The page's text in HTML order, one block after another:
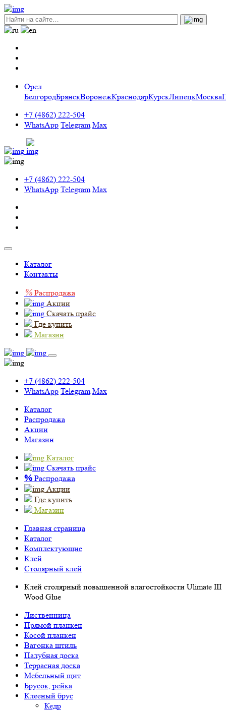
Орел
БелгородБрянскВоронежКраснодарКурскЛипецкМосква
+7 (4862) 222-504
WhatsApp Telegram Max
+7 (4862) 222-504
WhatsApp Telegram Max
Каталог
Контакты
% Распродажа
Акции
Скачать прайс
Где купить
Магазин
+7 (4862) 222-504
WhatsApp Telegram Max
Каталог
Распродажа
Акции
Магазин
Каталог
Скачать прайс
% Распродажа
Акции
Где купить
Магазин
Главная страница
Каталог
Комплектующие
Клей
Столярный клей
Клей столярный повышенной влагостойкости Ulimate III
Wood Glue
Лиственница
Прямой планкен
Косой планкен
Вагонка штиль
Палубная доска
Террасная доска
Мебельный щит
Брусок, рейка
Клееный брус
Кедр